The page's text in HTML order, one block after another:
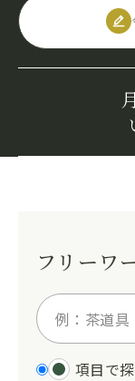
フリーワ
項目で